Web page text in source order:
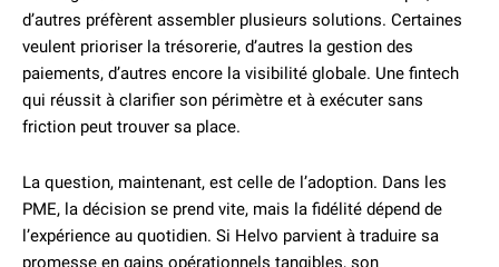
d’autres préfèrent assembler plusieurs solutions. Certaines
veulent prioriser la trésorerie, d’autres la gestion des
paiements, d’autres encore la visibilité globale. Une fintech
qui réussit à clarifier son périmètre et à exécuter sans
friction peut trouver sa place.
La question, maintenant, est celle de l’adoption. Dans les
PME, la décision se prend vite, mais la fidélité dépend de
l’expérience au quotidien. Si Helvo parvient à traduire sa
promesse en gains opérationnels tangibles, son